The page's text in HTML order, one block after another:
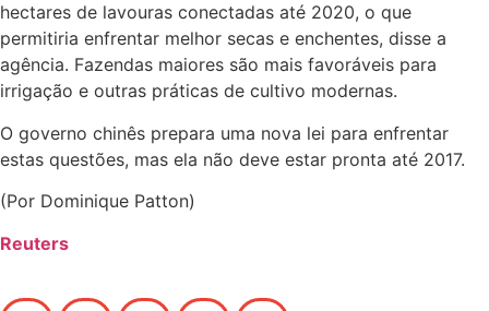
hectares de lavouras conectadas até 2020, o que
permitiria enfrentar melhor secas e enchentes, disse a
agência. Fazendas maiores são mais favoráveis para
irrigação e outras práticas de cultivo modernas.
O governo chinês prepara uma nova lei para enfrentar
estas questões, mas ela não deve estar pronta até 2017.
(Por Dominique Patton)
Reuters